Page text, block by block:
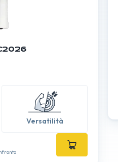
Versatilità